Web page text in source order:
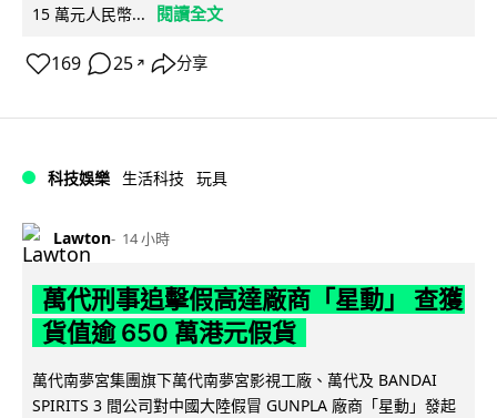
15 萬元人民幣...
閱讀全文
169 25 ↗ 分享
科技娛樂 生活科技 玩具
Lawton 14 小時
萬代刑事追擊假高達廠商「星動」 查獲
貨值逾 650 萬港元假貨
萬代南夢宮集團旗下萬代南夢宮影視工廠、萬代及 BANDAI
SPIRITS 3 間公司對中國大陸假冒 GUNPLA 廠商「星動」發起